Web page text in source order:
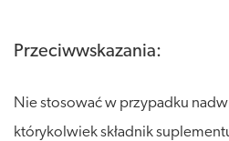
Przeciwwskazania:
Nie stosować w przypadku
którykolwiek składnik